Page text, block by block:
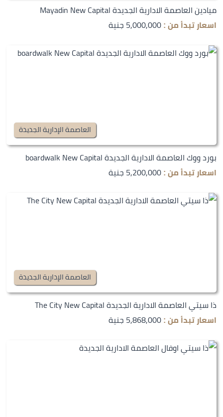
ميادين العاصمة الادارية الجديدة Mayadin New Capital
اسعار تبدأ من : 5,000,000 جنية
العاصمة الإدارية الجديدة
بورد ووك العاصمة الادارية الجديدة boardwalk New Capital
اسعار تبدأ من : 5,200,000 جنية
العاصمة الإدارية الجديدة
ذا سيتي العاصمة الادارية الجديدة The City New Capital
اسعار تبدأ من : 5,868,000 جنية